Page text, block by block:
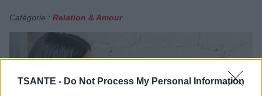
TSANTE - Do Not Process My Personal Information
Catégorie : Relation & Amour